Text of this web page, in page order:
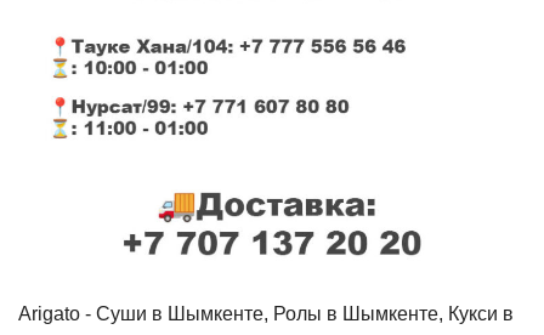
Arigato - Cуши в Шымкенте, Ролы в Шымкенте, Кукси в